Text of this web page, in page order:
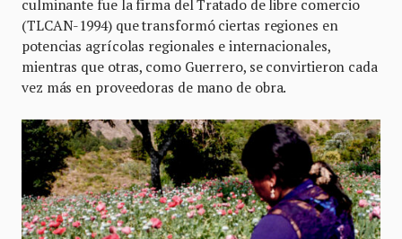
culminante fue la firma del Tratado de libre comercio
(TLCAN-1994) que transformó ciertas regiones en
potencias agrícolas regionales e internacionales,
mientras que otras, como Guerrero, se convirtieron cada
vez más en proveedoras de mano de obra.